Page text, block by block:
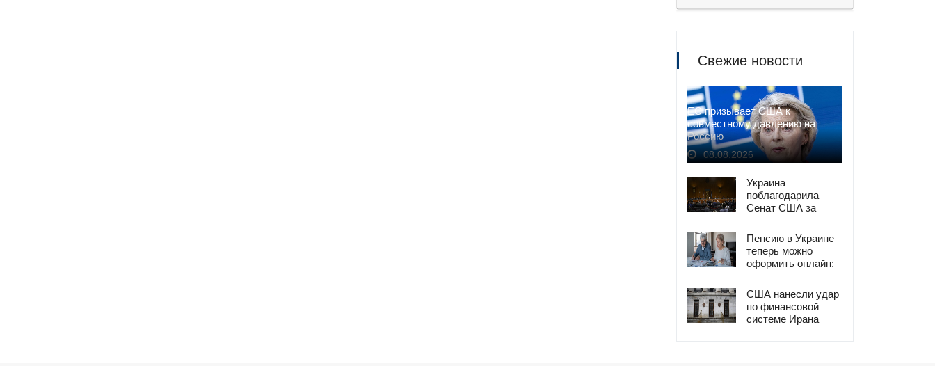
Свежие новости
ЕС призывает США к
совместному давлению на
Россию
08.08.2026
Украина
поблагодарила
Сенат США за
против РФ
Пенсию в Украине
теперь можно
оформить онлайн:
США нанесли удар
по финансовой
системе Ирана